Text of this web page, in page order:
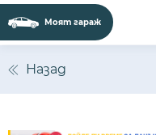
Моят гараж
Назад